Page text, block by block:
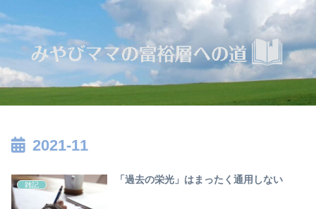
2021-11
雑記 「過去の栄光」はまったく通用しない